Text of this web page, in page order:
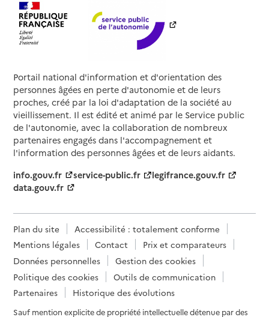
Portail national d'information et d'orientation des
personnes âgées en perte d'autonomie et de leurs
proches, créé par la loi d'adaptation de la société au
vieillissement. Il est édité et animé par le Service public
de l'autonomie, avec la collaboration de nombreux
partenaires engagés dans l'accompagnement et
l'information des personnes âgées et de leurs aidants.
info.gouv.fr
service-public.fr
legifrance.gouv.fr
data.gouv.fr
Plan du site
Accessibilité : totalement conforme
Mentions légales
Contact
Prix et comparateurs
Données personnelles
Gestion des cookies
Politique des cookies
Outils de communication
Partenaires
Historique des évolutions
Sauf mention explicite de propriété intellectuelle détenue par des